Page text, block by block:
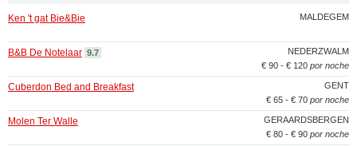
MALDEGEM
Ken 't gat Bie&Bie
NEDERZWALM
B&B De Notelaar 9.7
€ 90 - € 120 por noche
GENT
Cuberdon Bed and Breakfast
€ 65 - € 70 por noche
GERAARDSBERGEN
Molen Ter Walle
€ 80 - € 90 por noche